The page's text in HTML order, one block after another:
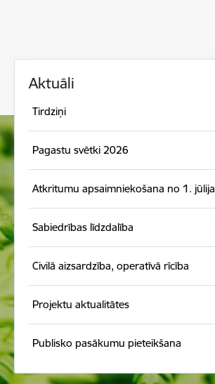
Aktuāli
Tirdziņi
Pagastu svētki 2026
Atkritumu apsaimniekošana no 1. jūlija
Sabiedrības līdzdalība
Civilā aizsardzība, operatīvā rīcība
Projektu aktualitātes
Publisko pasākumu pieteikšana